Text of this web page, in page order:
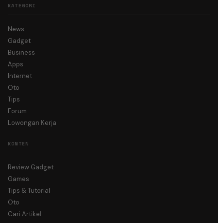
KATEGORI
News
Gadget
Business
Apps
Internet
Oto
Tips
Forum
Lowongan Kerja
KONTEN
Review Gadget
Games
Tips & Tutorial
Oto
Cari Artikel